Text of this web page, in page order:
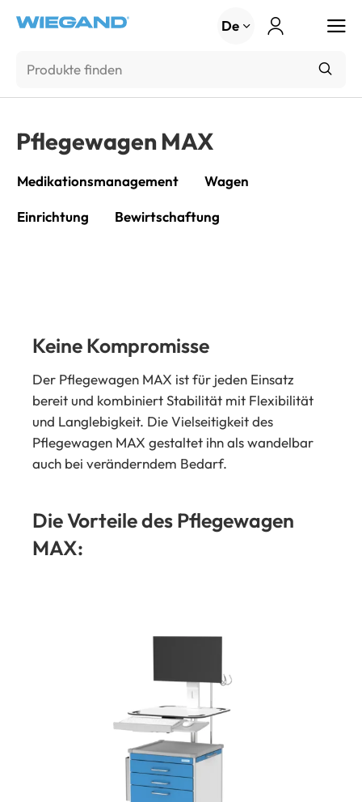
De
Pflegewagen MAX
Medikationsmanagement Wagen
Einrichtung Bewirtschaftung
Keine Kompromisse
Der Pflegewagen MAX ist für jeden Einsatz
bereit und kombiniert Stabilität mit Flexibilität
und Langlebigkeit. Die Vielseitigkeit des
Pflegewagen MAX gestaltet ihn als wandelbar
auch bei veränderndem Bedarf.
Die Vorteile des Pflegewagen
MAX: